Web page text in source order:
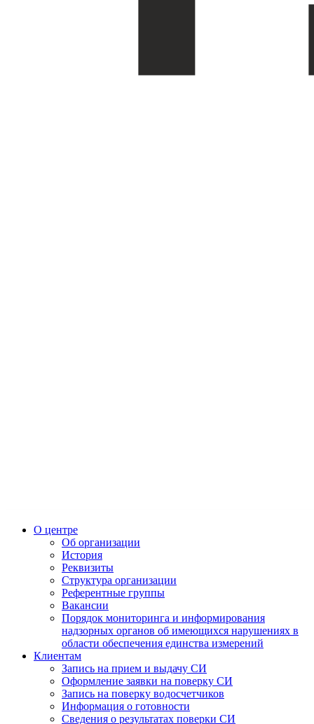
О центре
Об организации
История
Реквизиты
Структура организации
Референтные группы
Вакансии
Порядок мониторинга и информирования
надзорных органов об имеющихся нарушениях в
области обеспечения единства измерений
Клиентам
Запись на прием и выдачу СИ
Оформление заявки на поверку СИ
Запись на поверку водосчетчиков
Информация о готовности
Сведения о результатах поверки СИ